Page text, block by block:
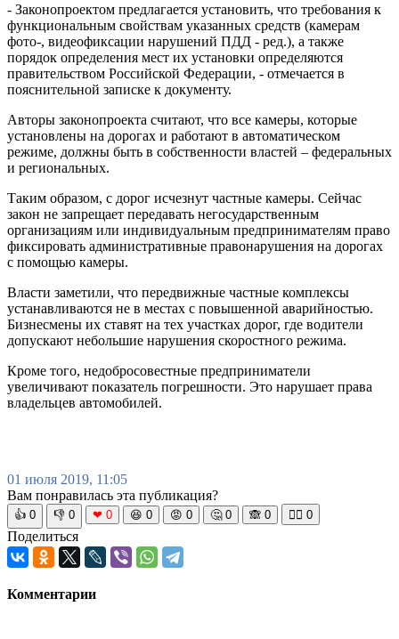
- Законопроектом предлагается установить, что требования к
функциональным свойствам указанных средств (камерам
фото-, видеофиксации нарушений ПДД - ред.), а также
порядок определения мест их установки определяются
правительством Российской Федерации, - отмечается в
пояснительной записке к документу.
Авторы законопроекта считают, что все камеры, которые
установлены на дорогах и работают в автоматическом
режиме, должны быть в собственности властей – федеральных
и региональных.
Таким образом, с дорог исчезнут частные камеры. Сейчас
закон не запрещает передавать негосударственным
организациям или индивидуальным предпринимателям право
фиксировать административные правонарушения на дорогах
с помощью камеры.
Власти заметили, что передвижные частные комплексы
устанавливаются не в местах с повышенной аварийностью.
Бизнесмены их ставят на тех участках дорог, где водители
допускают небольшие нарушения скоростного режима.
Кроме того, недобросовестные предприниматели
увеличивают показатель погрешности. Это нарушает права
владельцев автомобилей.
01 июля 2019, 11:05
Вам понравилась эта публикация?
👍 0 👎 0 ❤ 0 😆 0 😡 0 🤔 0 🙈 0 🧘‍♀️ 0
Поделиться
Комментарии